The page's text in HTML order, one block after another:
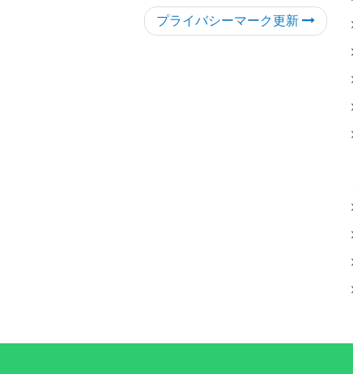
プライバシーマーク更新